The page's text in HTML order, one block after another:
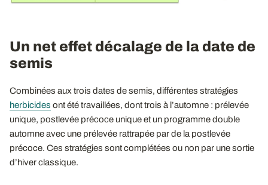
Un net effet décalage de la date de
semis
Combinées aux trois dates de semis, différentes stratégies
herbicides ont été travaillées, dont trois à l’automne : prélevée
unique, postlevée précoce unique et un programme double
automne avec une prélevée rattrapée par de la postlevée
précoce. Ces stratégies sont complétées ou non par une sortie
d’hiver classique.